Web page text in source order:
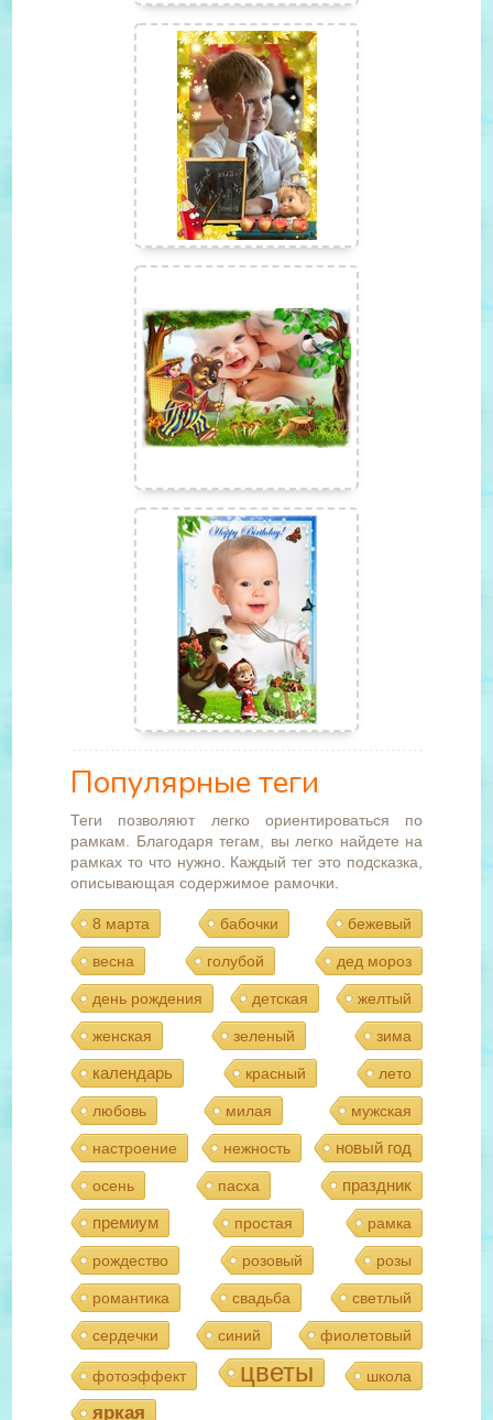
Популярные теги
Теги позволяют легко ориентироваться по
рамкам. Благодаря тегам, вы легко найдете на
рамках то что нужно. Каждый тег это подсказка,
описывающая содержимое рамочки.
8 марта бабочки бежевый
весна голубой дед мороз
день рождения детская желтый
женская зеленый зима
календарь красный лето
любовь милая мужская
настроение нежность новый год
осень пасха
праздник
премиум
простая рамка
рождество розовый розы
романтика свадьба светлый
сердечки синий фиолетовый
фотоэффект цветы школа
яркая